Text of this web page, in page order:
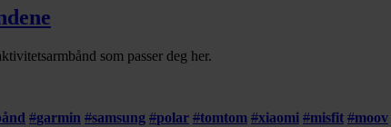
som passer deg her.
#garmin #samsung #polar #tomtom #xiaomi #misfit #moov